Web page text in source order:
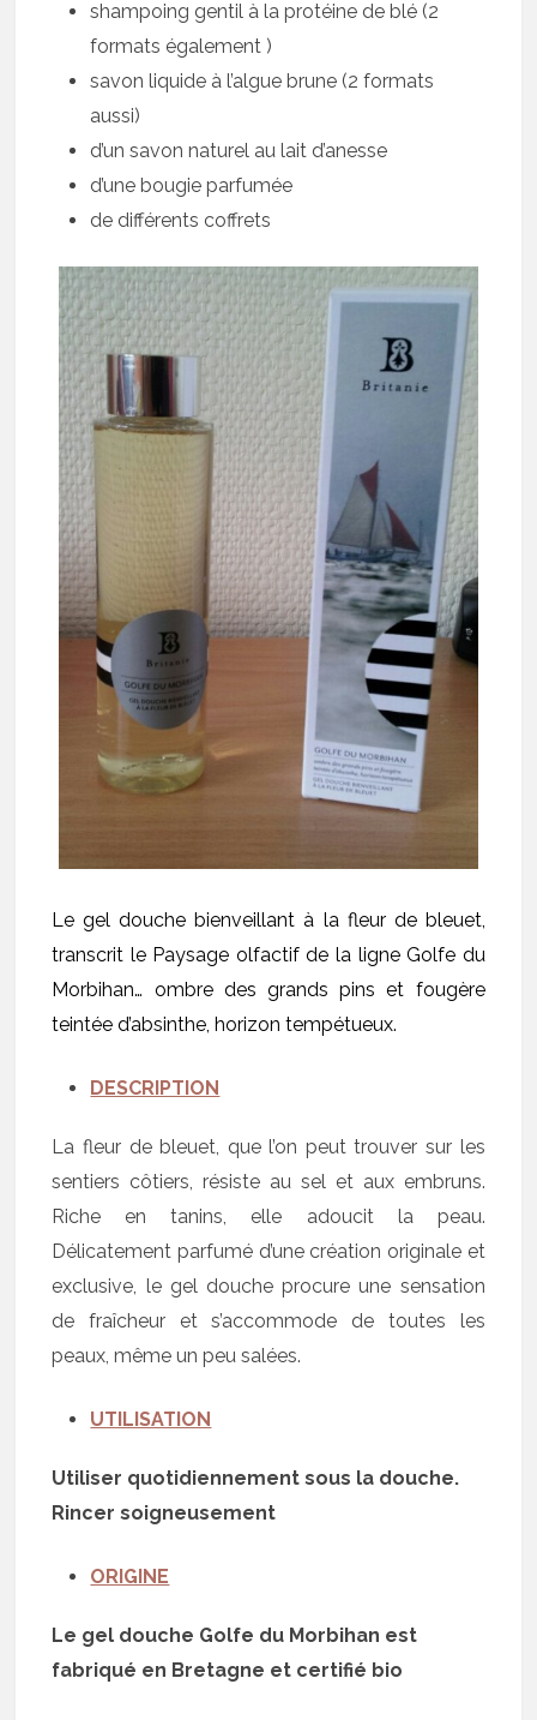
shampoing gentil à la protéine de blé (2
formats également )
savon liquide à l’algue brune (2 formats
aussi)
d’un savon naturel au lait d’anesse
d’une bougie parfumée
de différents coffrets
Le gel douche bienveillant à la fleur de bleuet,
transcrit le Paysage olfactif de la ligne Golfe du
Morbihan… ombre des grands pins et fougère
teintée d’absinthe, horizon tempétueux.
DESCRIPTION
La fleur de bleuet, que l’on peut trouver sur les
sentiers côtiers, résiste au sel et aux embruns.
Riche en tanins, elle adoucit la peau.
Délicatement parfumé d’une création originale et
exclusive, le gel douche procure une sensation
de fraîcheur et s’accommode de toutes les
peaux, même un peu salées.
UTILISATION
Utiliser quotidiennement sous la douche.
Rincer soigneusement
ORIGINE
Le gel douche Golfe du Morbihan est
fabriqué en Bretagne et certifié bio